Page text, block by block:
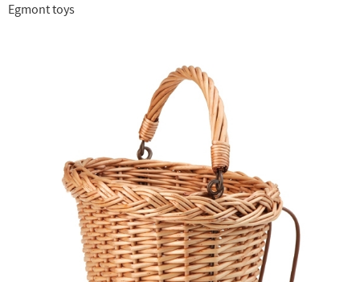
Egmont toys